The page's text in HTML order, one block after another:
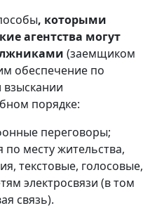
, которыми
агентства могут
(заемщиком
обеспечение по
взыскании
порядке:
переговоры;
месту жительства,
текстовые, голосовые,
электросвязи (в том
связь).